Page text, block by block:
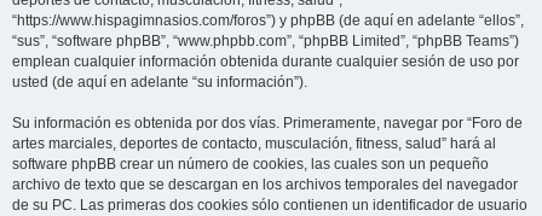
“https://www.hispagimnasios.com/foros”) y phpBB (de aquí en adelante “ellos”,
“sus”, “software phpBB”, “www.phpbb.com”, “phpBB Limited”, “phpBB Teams”)
emplean cualquier información obtenida durante cualquier sesión de uso por
usted (de aquí en adelante “su información”).
Su información es obtenida por dos vías. Primeramente, navegar por “Foro de
artes marciales, deportes de contacto, musculación, fitness, salud” hará al
software phpBB crear un número de cookies, las cuales son un pequeño
archivo de texto que se descargan en los archivos temporales del navegador
de su PC. Las primeras dos cookies sólo contienen un identificador de usuario